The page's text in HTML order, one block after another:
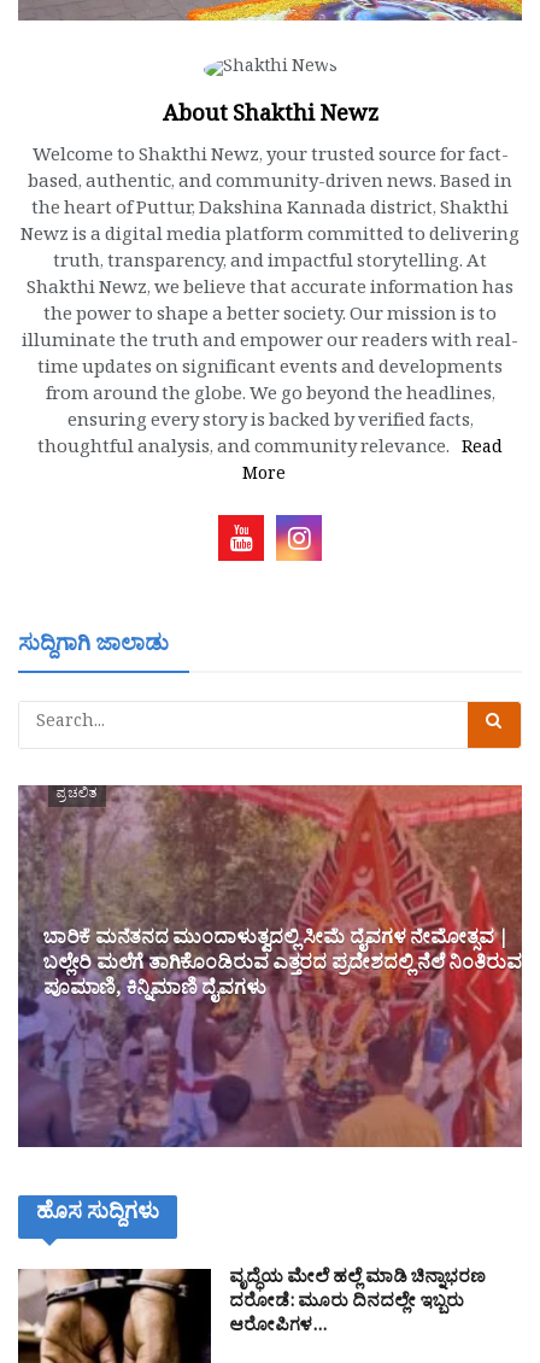
About Shakthi Newz
Welcome to Shakthi Newz, your trusted source for fact-
based, authentic, and community-driven news. Based in
the heart of Puttur, Dakshina Kannada district, Shakthi
Newz is a digital media platform committed to delivering
truth, transparency, and impactful storytelling. At
Shakthi Newz, we believe that accurate information has
the power to shape a better society. Our mission is to
illuminate the truth and empower our readers with real-
time updates on significant events and developments
from around the globe. We go beyond the headlines,
ensuring every story is backed by verified facts,
thoughtful analysis, and community relevance. Read
More
ಸುದ್ದಿಗಾಗಿ ಜಾಲಾಡು
ಪ್ರಚಲಿತ
ಬಾರಿಕೆ ಮನೆತನದ ಮುಂದಾಳುತ್ವದಲ್ಲಿ ಸೀಮೆ ದೈವಗಳ ನೇಮೋತ್ಸವ |
ಬಲ್ಲೇರಿ ಮಲೆಗೆ ತಾಗಿಕೊಂಡಿರುವ ಎತ್ತರದ ಪ್ರದೇಶದಲ್ಲಿ ನೆಲೆ ನಿಂತಿರುವ
ಪೂಮಾಣಿ, ಕಿನ್ನಿಮಾಣಿ ದೈವಗಳು
ಹೊಸ ಸುದ್ದಿಗಳು
ವೃದ್ಧೆಯ ಮೇಲೆ ಹಲ್ಲೆ ಮಾಡಿ ಚಿನ್ನಾಭರಣ
ದರೋಡೆ: ಮೂರು ದಿನದಲ್ಲೇ ಇಬ್ಬರು
ಆರೋಪಿಗಳ…